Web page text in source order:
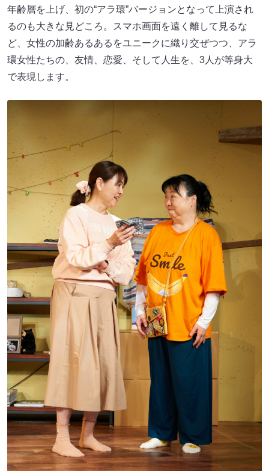
年齢層を上げ、初の“アラ環”バージョンとなって上演され
るのも大きな見どころ。スマホ画面を遠く離して見るな
ど、女性の加齢あるあるをユニークに織り交ぜつつ、アラ
環女性たちの、友情、恋愛、そして人生を、3人が等身大
で表現します。